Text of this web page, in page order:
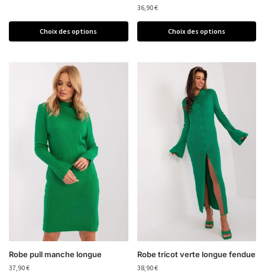
Choix des options
36,90€
Choix des options
Robe pull manche longue
37,90€
Robe tricot verte longue fendue
38,90€